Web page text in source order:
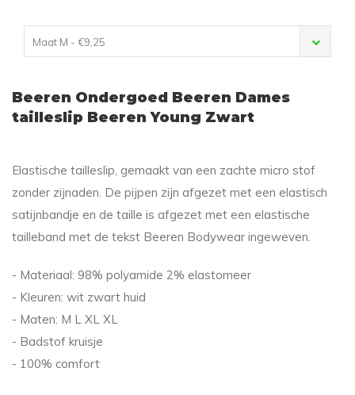
Maat M - €9,25
Beeren Ondergoed Beeren Dames
tailleslip Beeren Young Zwart
Elastische tailleslip, gemaakt van een zachte micro stof
zonder zijnaden. De pijpen zijn afgezet met een elastisch
satijnbandje en de taille is afgezet met een elastische
tailleband met de tekst Beeren Bodywear ingeweven.
- Materiaal: 98% polyamide 2% elastomeer
- Kleuren: wit zwart huid
- Maten: M L XL XL
- Badstof kruisje
- 100% comfort